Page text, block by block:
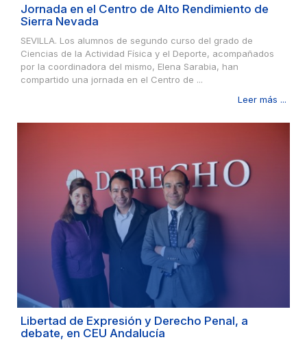
Jornada en el Centro de Alto Rendimiento de
Sierra Nevada
SEVILLA. Los alumnos de segundo curso del grado de
Ciencias de la Actividad Física y el Deporte, acompañados
por la coordinadora del mismo, Elena Sarabia, han
compartido una jornada en el Centro de ...
Leer más ...
Libertad de Expresión y Derecho Penal, a
debate, en CEU Andalucía